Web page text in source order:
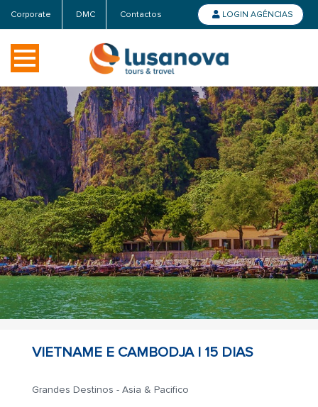
Corporate DMC Contactos LOGIN AGÊNCIAS
VIETNAME E CAMBODJA | 15 DIAS
Grandes Destinos - Asia & Pacifico